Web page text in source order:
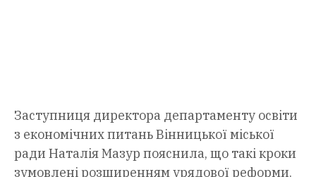
Заступниця директора департаменту освіти
з економічних питань Вінницької міської
ради Наталія Мазур пояснила, що такі кроки
зумовлені розширенням урядової реформи.